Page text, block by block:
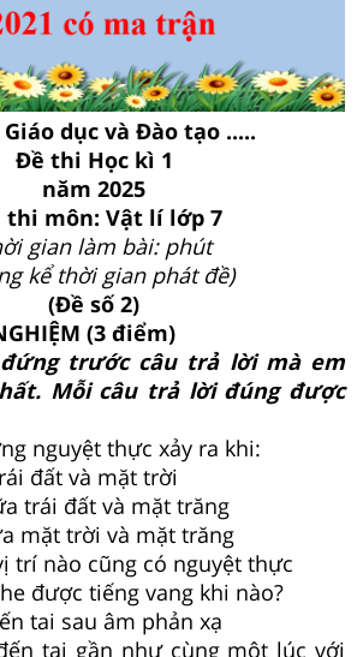
Giáo dục và Đào tạo .....
Đề thi Học kì 1
năm 2025
thi môn: Vật lí lớp 7
gian làm bài: phút
kể thời gian phát đề)
(Đề số 2)
(3 điểm)
trước câu trả lời mà em
Mỗi câu trả lời đúng được
nguyệt thực xảy ra khi:
đất và mặt trời
trái đất và mặt trăng
mặt trời và mặt trăng
trí nào cũng có nguyệt thực
được tiếng vang khi nào?
tai sau âm phản xạ
tai gần như cùng một lúc với